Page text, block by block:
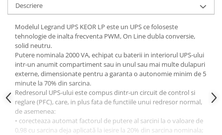
Descriere
Modelul Legrand UPS KEOR LP este un UPS ce foloseste
tehnologie de inalta frecventa PWM, On Line dubla conversie,
solid neutru.
Putere nominala 2000 VA, echipat cu baterii in interiorul UPS-ului
intr-un anumit compartiment sau in unul sau mai multe dulapuri
externe, dimensionate pentru a garanta o autonomie minim de 5
minute la 70% din sarcina.
Redresorul UPS-ului este compus dintr-un circuit de control si
reglare (PFC), care, in plus fata de functiile unui redresor normal,
de asemenea:
• corecteaza automat factorul de putere al sarcini la o valoare de
0,98 cu sarcina deja aplicată la iesire la 20% din sarcina nominala;